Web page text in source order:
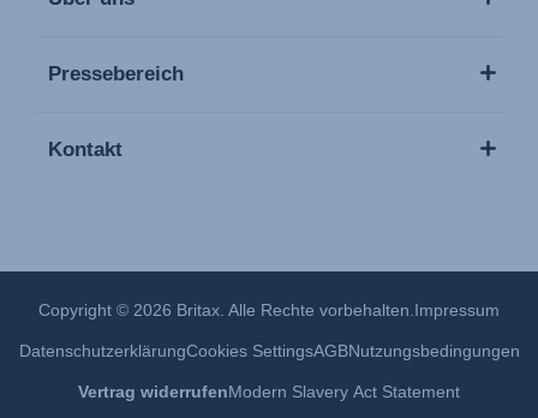
Pressebereich
Kontakt
Copyright © 2026 Britax. Alle Rechte vorbehalten.Impressum
DatenschutzerklärungCookies SettingsAGBNutzungsbedingungen
Vertrag widerrufenModern Slavery Act Statement